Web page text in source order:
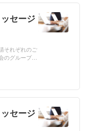
セージ
それぞれのご
グループホ
セージ